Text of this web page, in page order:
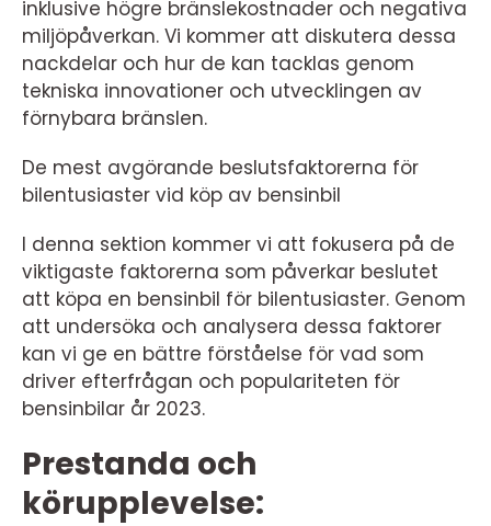
inklusive högre bränslekostnader och negativa
miljöpåverkan. Vi kommer att diskutera dessa
nackdelar och hur de kan tacklas genom
tekniska innovationer och utvecklingen av
förnybara bränslen.
De mest avgörande beslutsfaktorerna för
bilentusiaster vid köp av bensinbil
I denna sektion kommer vi att fokusera på de
viktigaste faktorerna som påverkar beslutet
att köpa en bensinbil för bilentusiaster. Genom
att undersöka och analysera dessa faktorer
kan vi ge en bättre förståelse för vad som
driver efterfrågan och populariteten för
bensinbilar år 2023.
Prestanda och
körupplevelse: